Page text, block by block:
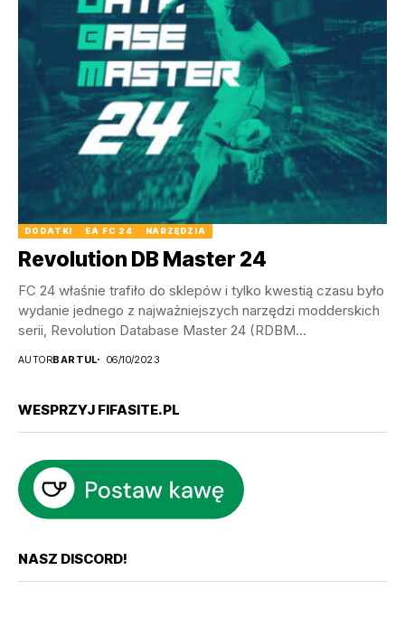
DODATKI EA FC 24 NARZĘDZIA
Revolution DB Master 24
FC 24 właśnie trafiło do sklepów i tylko kwestią czasu było
wydanie jednego z najważniejszych narzędzi modderskich
serii, Revolution Database Master 24 (RDBM...
AUTORBARTUL 06/10/2023
WESPRZYJ FIFASITE.PL
NASZ DISCORD!